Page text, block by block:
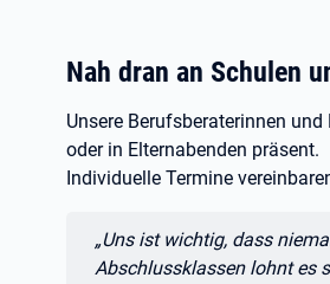
Nah dran an Schulen
Unsere Berufsberaterinnen
oder in Elternabenden präsent.
Individuelle Termine
Zitat:
„Uns ist wichtig, dass
Abschlussklassen lohnt es